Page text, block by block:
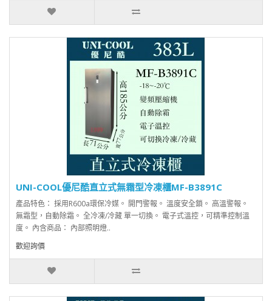
UNI-COOL優尼酷直立式無霜型冷凍櫃MF-B3891C
產品特色： 採用R600a環保冷媒。 開門警報。 溫度安全鎖。 高溫警報。
無霜型，自動除霜。 全冷凍/冷藏 單一切換。 電子式溫控，可精準控制溫
度。 內含商品： 內部照明燈..
歡迎詢價